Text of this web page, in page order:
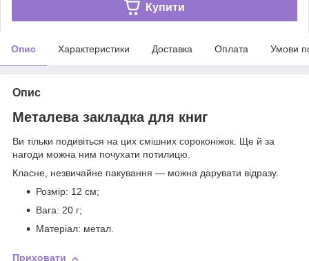
Купити
Опис Характеристики Доставка Оплата Умови
Опис
Металева закладка для книг
Ви тільки подивіться на цих смішних сороконіжок. Ще й за
нагоди можна ним почухати потилицю.
Класне, незвичайне пакування — можна дарувати відразу.
Розмір: 12 см;
Вага: 20 г;
Матеріал: метал.
Приховати